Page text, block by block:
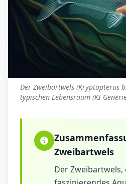
Der Zweibartwels (Kryptopterus
typischen Lebensraum (KI
Zweibartwels
Der Zweibartwels,